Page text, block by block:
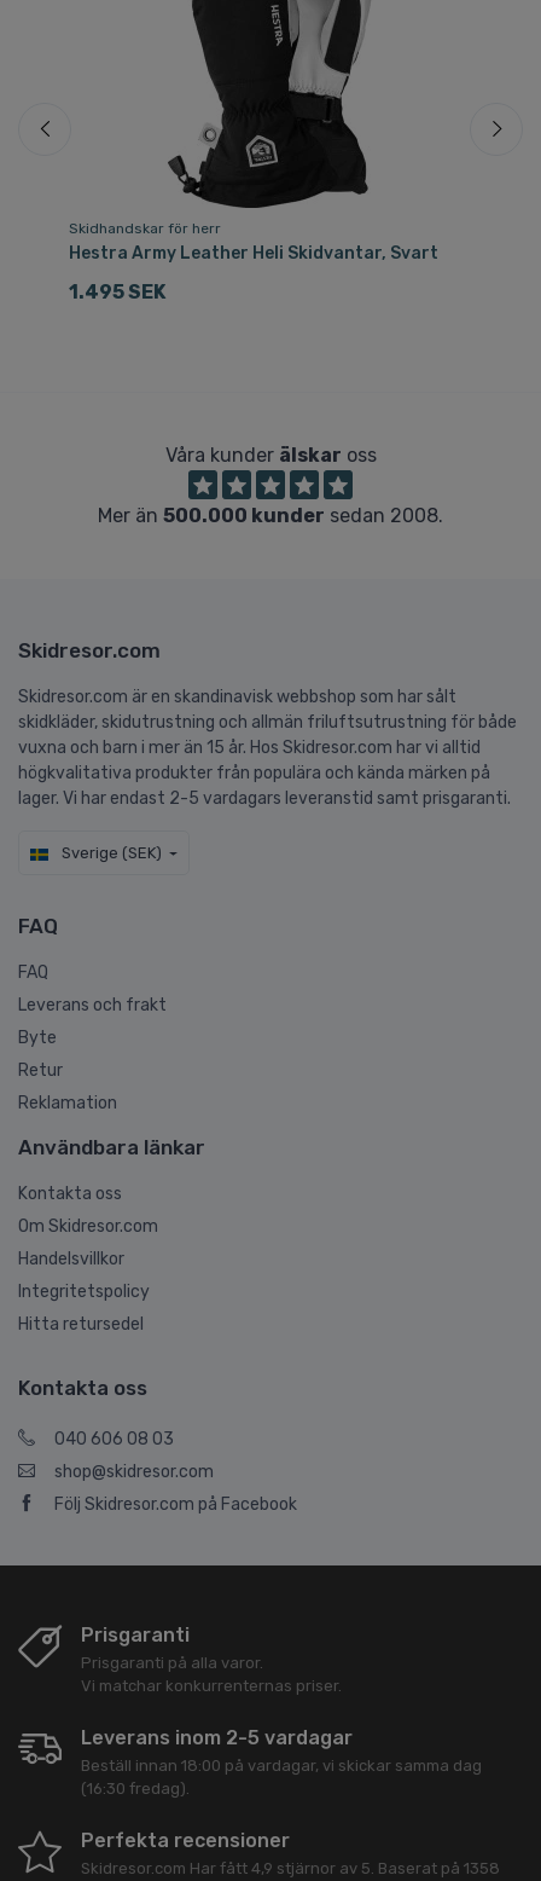
Skidhandskar för herr
Hestra Army Leather Heli Skidvantar, Svart
1.495 SEK
Våra kunder älskar oss
Mer än 500.000 kunder sedan 2008.
Skidresor.com
Skidresor.com är en skandinavisk webbshop som har sålt
skidkläder, skidutrustning och allmän friluftsutrustning för både
vuxna och barn i mer än 15 år. Hos Skidresor.com har vi alltid
högkvalitativa produkter från populära och kända märken på
lager. Vi har endast 2-5 vardagars leveranstid samt prisgaranti.
Sverige (SEK)
FAQ
FAQ
Leverans och frakt
Byte
Retur
Reklamation
Användbara länkar
Kontakta oss
Om Skidresor.com
Handelsvillkor
Integritetspolicy
Hitta retursedel
Kontakta oss
040 606 08 03
shop@skidresor.com
Följ Skidresor.com på Facebook
Prisgaranti
Prisgaranti på alla varor.
Vi matchar konkurrenternas priser.
Leverans inom 2-5 vardagar
Beställ innan 18:00 på vardagar, vi skickar samma dag
(16:30 fredag).
Perfekta recensioner
Skidresor.com Har fått 4,9 stjärnor av 5 . Baserat på 1358